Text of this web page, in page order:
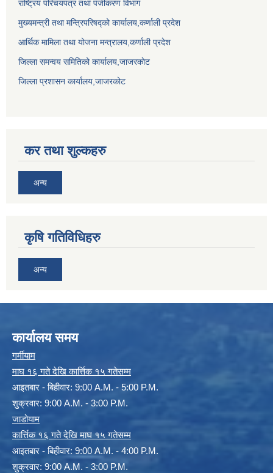
राष्ट्रिय परिचयपत्र तथा पंजीकरण विभाग
मुख्यमन्त्री तथा मन्त्रिपरिषद्को कार्यालय,कर्णाली प्रदेश
आर्थिक मामिला तथा योजना मन्त्रालय,कर्णाली प्रदेश
जिल्ला समन्वय समितिको कार्यालय,जाजरकाेट
जिल्ला प्रशासन कार्यालय,जाजरकोट
कर तथा शुल्कहरु
अन्य
कृषि गतिविधिहरु
अन्य
कार्यालय समय
गर्मीयाम
माघ १६ गते देखि कार्त्तिक १५ गतेसम्म
आइतबार - बिहीवार: 9:00 A.M. - 5:00 P.M.
शुक्रवार: 9:00 A.M. - 3:00 P.M.
जाडोयाम
कार्त्तिक १६ गते देखि माघ १५ गतेसम्म
आइतबार - बिहीवार: 9:00 A.M. - 4:00 P.M.
शुक्रवार: 9:00 A.M. - 3:00 P.M.